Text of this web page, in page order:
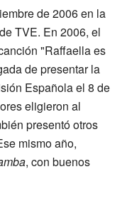
de 2006 en la
TVE. En 2006, el
"Raffaella es
de presentar la
Española el 8 de
eligieron al
presentó otros
mismo año,
, con buenos